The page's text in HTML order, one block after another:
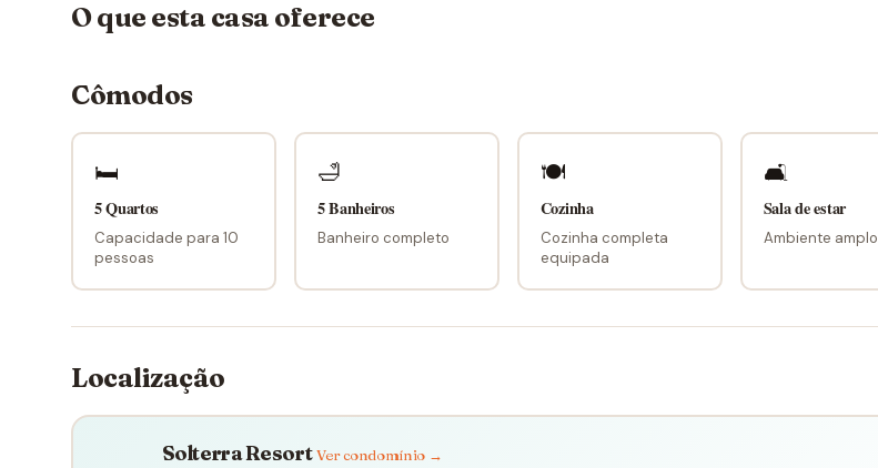
O que esta casa oferece
Cômodos
🛏
5 Quartos
Capacidade para 10
pessoas
🛁
5 Banheiros
Banheiro completo
🍽
Cozinha
Cozinha completa
equipada
🛋
Sala de estar
Ambiente amplo
Localização
Solterra ResortVer condomínio →